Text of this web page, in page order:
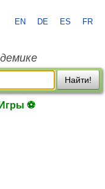
EN DE ES FR
Найти!
Игры ⚽